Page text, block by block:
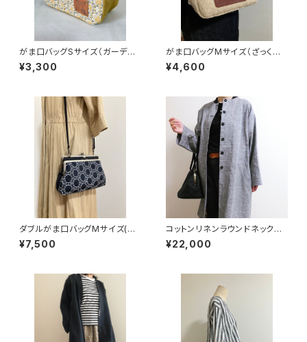
がま口バッグSサイズ（ガーデン
リングYE）
¥3,300
がま口バッグMサイズ（ざっくり
麻 革ポケット付き）
¥4,600
ダブルがま口バッグMサイズ(刺
繍サークルレース/ネイビーブラ
ック) 持ち手別売り
¥7,500
コットンリネンラウンドネックコ
ート(グレンチェック)
¥22,000